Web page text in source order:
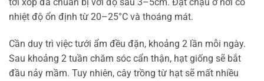
nhiệt độ ổn định từ 20–25°C và thoáng mát.
Cần duy trì việc tưới ẩm đều đặn, khoảng 2 lần mỗi ngày.
Sau khoảng 2 tuần chăm sóc cẩn thận, hạt giống sẽ bắt
đầu nảy mầm. Tuy nhiên, cây trồng từ hạt sẽ mất nhiều